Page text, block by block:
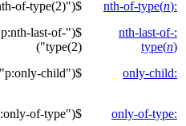
:nth-of-type(
n)
$("p:nth-of-type(2)")
:nth-last-of-
type(n)
$("p:nth-last-of-
type(2)")
:only-child
$("p:only-child")
:only-of-type
$("p:only-of-type")